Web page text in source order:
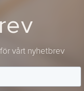
vårt nyhetbrev